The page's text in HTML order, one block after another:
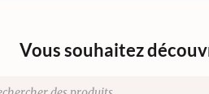
Vous souhaitez